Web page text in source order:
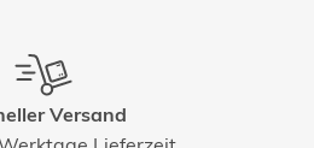
Versand